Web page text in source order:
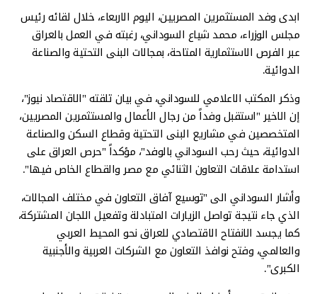
ابدى وفد المستثمرين المصريين، اليوم الاربعاء، خلال لقائه رئيس
مجلس الوزراء، محمد شياع السوداني، رغبته في العمل بالعراق
عبر الفرص الاستثمارية المتاحة، بمجالات البنى التحتية والصناعة
الدوائية.
وذكر المكتب الاعلامي للسوداني، في بيان تلقته "الاقتصاد نيوز"،
إن الاخير "استقبل وفداً من رجال الأعمال والمستثمرين المصريين،
المتخصصين في مشاريع البنى التحتية وقطاع السكن والصناعة
الدوائية، حيث رحب السوداني بالوفد"، مؤكداً "حرص العراق على
استدامة علاقات التعاون الثنائي مع مصر والقطاع الخاص فيها".
وأشار السوداني الى "توسيع آفاق التعاون في مختلف المجالات،
الذي جاء نتيجة تواصل الزيارات المتبادلة وتفعيل اللجان المشتركة،
كما يجسد الانفتاح الاقتصادي للعراق نحو المحيط العربي
والعالمي، وفتح نوافذ التعاون مع الشركات العربية والأجنبية
الكبرى".